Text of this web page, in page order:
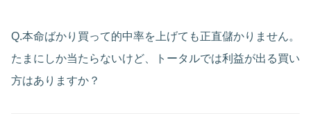
Q.本命ばかり買って的中率を上げても正直儲かりません。
たまにしか当たらないけど、トータルでは利益が出る買い
方はありますか？